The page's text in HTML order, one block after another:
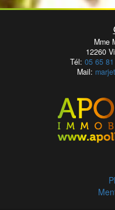
Mme
12260
Tél: 05 65
Mail: